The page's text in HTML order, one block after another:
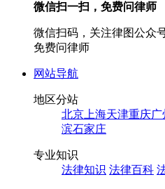
微信扫一扫，免费问律师
微信扫码，关注律图公众
免费问律师
网站导航
地区分站
北京 上海天津重庆广
滨石家庄
专业知识
法律知识 法律百科